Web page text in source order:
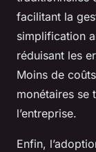
facilitant la
simplification
réduisant les
Moins de
monétaires se
l’entreprise.
Enfin,